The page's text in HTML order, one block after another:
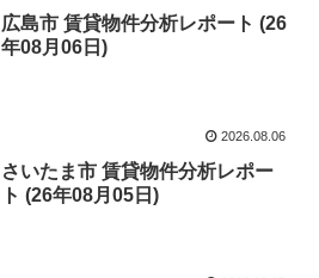
広島市 賃貸物件分析レポート (26
年08月06日)
2026.08.06
さいたま市 賃貸物件分析レポー
ト (26年08月05日)